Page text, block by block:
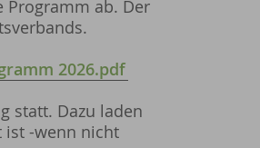
Programm ab. Der
2026.pdf
statt. Dazu laden
ist -wenn nicht